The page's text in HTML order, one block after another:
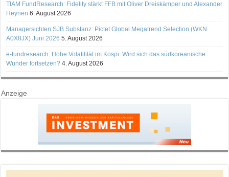
TIAM FundResearch: Fidelity stärkt FFB mit Oliver Dreiskämper und Alexander
Heynen 6. August 2026
Managersichten SJB Substanz: Pictet Global Megatrend Selection (WKN
A0X8JX) Juni 2026 5. August 2026
e-fundresearch: Hohe Volatilität im Kospi: Wird sich das südkoreanische
Wunder fortsetzen? 4. August 2026
Anzeige